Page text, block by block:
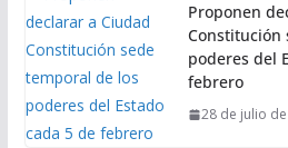
Proponen
Constitución
poderes del
febrero
28 de julio